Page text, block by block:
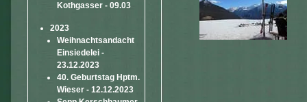
Kothgasser - 09.03
2023
Weihnachtsandacht
Einsiedelei -
23.12.2023
40. Geburtstag Hptm.
Wieser - 12.12.2023